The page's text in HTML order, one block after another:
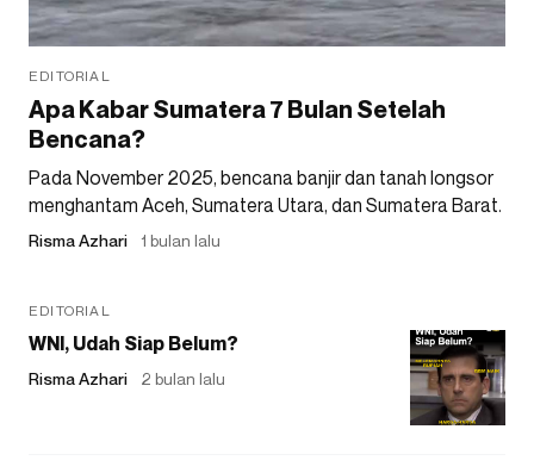
EDITORIAL
Apa Kabar Sumatera 7 Bulan Setelah
Bencana?
Pada November 2025, bencana banjir dan tanah longsor
menghantam Aceh, Sumatera Utara, dan Sumatera Barat.
Risma Azhari 1 bulan lalu
EDITORIAL
WNI, Udah Siap Belum?
Risma Azhari 2 bulan lalu